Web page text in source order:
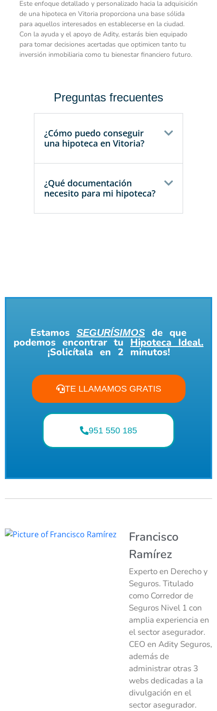
Este enfoque detallado y personalizado hacia la adquisición
de una hipoteca en Vitoria proporciona una base sólida
para aquellos interesados en establecerse en la ciudad.
Con la ayuda y el apoyo de Adity, estarás bien equipado
para tomar decisiones acertadas que optimicen tanto tu
inversión inmobiliaria como tu bienestar financiero futuro.
Preguntas frecuentes
¿Cómo puedo conseguir
una hipoteca en Vitoria?
¿Qué documentación
necesito para mi hipoteca?
Estamos SEGURÍSIMOS de que
podemos encontrar tu Hipoteca Ideal.
¡Solicítala en 2 minutos!
TE LLAMAMOS GRATIS
951 550 185
Francisco
Ramírez
Experto en Derecho y
Seguros. Titulado
como Corredor de
Seguros Nivel 1 con
amplia experiencia en
el sector asegurador.
CEO en Adity Seguros,
además de
administrar otras 3
webs dedicadas a la
divulgación en el
sector asegurador.